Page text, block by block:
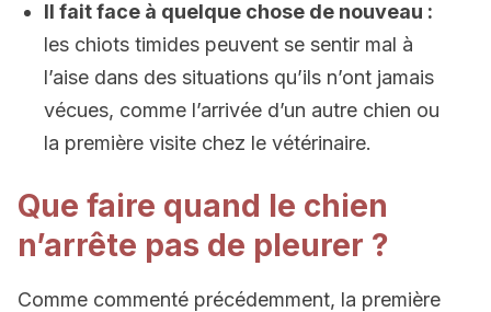
Il fait face à quelque chose de nouveau :
les chiots timides peuvent se sentir mal à
l’aise dans des situations qu’ils n’ont jamais
vécues, comme l’arrivée d’un autre chien ou
la première visite chez le vétérinaire.
Que faire quand le chien
n’arrête pas de pleurer ?
Comme commenté précédemment, la première